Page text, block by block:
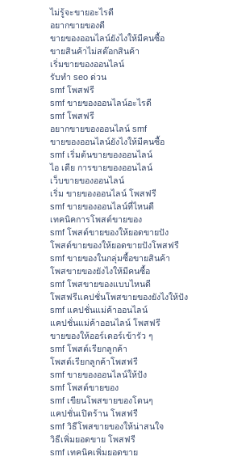
ไม่รู้จะขายอะไรดี
อยากขายของดี
ขายของออนไลน์ยังไงให้มีคนซื้อ
ขายสินค้าไม่สต๊อกสินค้า
เริ่มขายของออนไลน์
รับทำ seo ด่วน
smf โพสฟรี
smf ขายของออนไลน์อะไรดี
smf โพสฟรี
อยากขายของออนไลน์ smf
ขายของออนไลน์ยังไงให้มีคนซื้อ
smf เริ่มต้นขายของออนไลน์
ไอ เดีย การขายของออนไลน์
เว็บขายของออนไลน์
เริ่ม ขายของออนไลน์ โพสฟรี
smf ขายของออนไลน์ที่ไหนดี
เทคนิคการโพสต์ขายของ
smf โพสต์ขายของให้ยอดขายปัง
โพสต์ขายของให้ยอดขายปังโพสฟรี
smf ขายของในกลุ่มซื้อขายสินค้า
โพสขายของยังไงให้มีคนซื้อ
smf โพสขายของแบบไหนดี
โพสฟรีแคปชั่นโพสขายของยังไงให้ปัง
smf แคปชั่นแม่ค้าออนไลน์
แคปชั่นแม่ค้าออนไลน์ โพสฟรี
ขายของให้ออร์เดอร์เข้ารัว ๆ
smf โพสต์เรียกลูกค้า
โพสต์เรียกลูกค้าโพสฟรี
smf ขายของออนไลน์ให้ปัง
smf โพสต์ขายของ
smf เขียนโพสขายของโดนๆ
แคปชั่นเปิดร้าน โพสฟรี
smf วิธีโพสขายของให้น่าสนใจ
วิธีเพิ่มยอดขาย โพสฟรี
smf เทคนิคเพิ่มยอดขาย